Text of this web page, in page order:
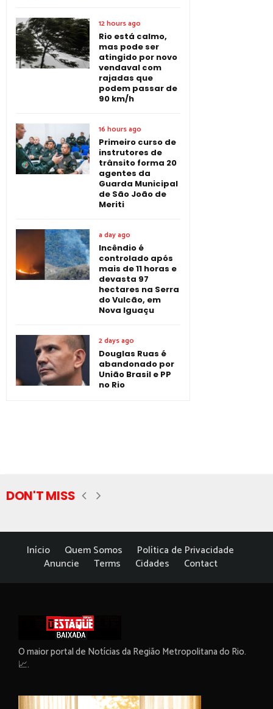
12 hours ago
Rio está calmo,
mas pode ser
atingido por novo
vendaval com
rajadas que
podem passar de
90 km/h
16 hours ago
Primeiro curso de
instrutores de
trânsito forma 20
agentes da
Guarda Municipal
de São João de
Meriti
a day ago
Incêndio é
controlado após
mais de 11 horas e
devasta 97
hectares na Serra
do Vulcão, em
Nova Iguaçu
2 days ago
Douglas Ruas é
abandonado por
União Brasil e PP
no Rio
DON'T MISS
Início Quem Somos
Política de Privacidade
Anuncie
Terms Cidades Contact
O maior portal de Notícias da Região Metropolitana do Rio.
📈.